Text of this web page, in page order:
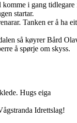
i gang tidlegare
startar.
Tanken er å ha eit
så køyrer Bård
å spørje om skyss.
Hugs eiga
Idrettslag!